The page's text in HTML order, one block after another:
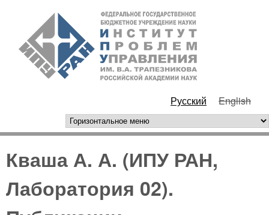
Перейти к основному
содержанию
РАН
Русский English
горизонтальное меню
Кваша А. А. (ИПУ РАН,
Лаборатория 02).